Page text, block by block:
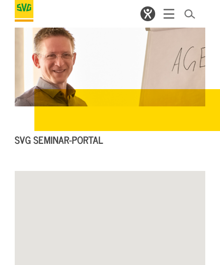
SVG SEMINAR-PORTAL